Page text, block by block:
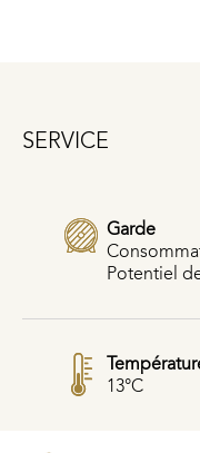
SERVICE
Garde
Potentiel
13°C